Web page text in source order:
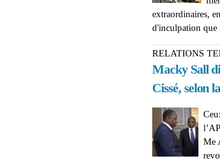
extraordinaires,
d'inculpation
RELATIONS
Macky Sall
Cissé, selon
Me